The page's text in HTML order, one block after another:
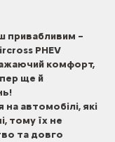
привабливим –
PHEV
комфорт,
ще й
автомобілі, які
тому їх не
та довго